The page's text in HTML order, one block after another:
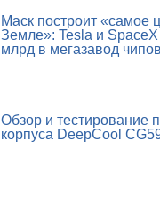
Маск построит «самое
Земле»: Tesla и
млрд в мегазавод
Обзор и тестирование
корпуса DeepCool